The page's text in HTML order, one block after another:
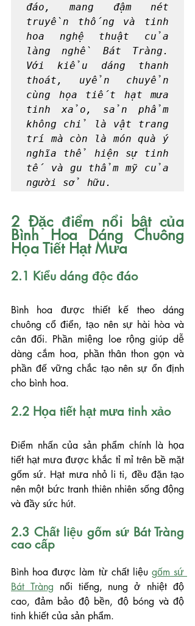
đáo, mang đậm nét
truyền thống và tinh
hoa nghệ thuật của
làng nghề Bát Tràng.
Với kiểu dáng thanh
thoát, uyển chuyển
cùng họa tiết hạt mưa
tinh xảo, sản phẩm
không chỉ là vật trang
trí mà còn là món quà ý
nghĩa thể hiện sự tinh
tế và gu thẩm mỹ của
người sở hữu.
2 Đặc điểm nổi bật của
Bình Hoa Dáng Chuông
Họa Tiết Hạt Mưa
2.1 Kiểu dáng độc đáo
Bình hoa được thiết kế theo dáng
chuông cổ điển, tạo nên sự hài hòa và
cân đối. Phần miệng loe rộng giúp dễ
dàng cắm hoa, phần thân thon gọn và
phần đế vững chắc tạo nên sự ổn định
cho bình hoa.
2.2 Họa tiết hạt mưa tinh xảo
Điểm nhấn của sản phẩm chính là họa
tiết hạt mưa được khắc tỉ mỉ trên bề mặt
gốm sứ. Hạt mưa nhỏ li ti, đều đặn tạo
nên một bức tranh thiên nhiên sống động
và đầy sức hút.
2.3 Chất liệu gốm sứ Bát Tràng
cao cấp
Bình hoa được làm từ chất liệu gốm sứ
Bát Tràng nổi tiếng, nung ở nhiệt độ
cao, đảm bảo độ bền, độ bóng và độ
tinh khiết của sản phẩm.